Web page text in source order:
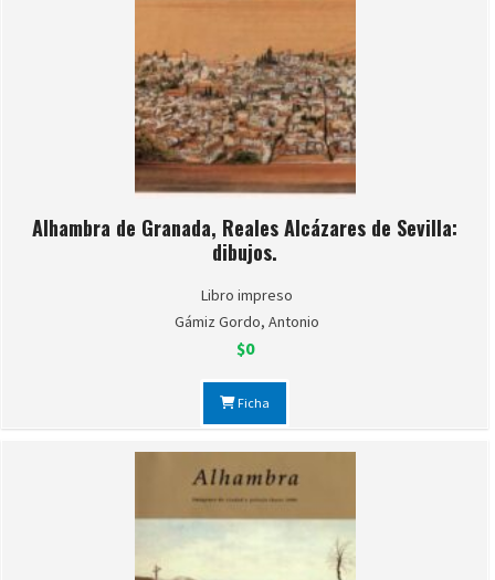
Alhambra de Granada, Reales Alcázares de Sevilla:
dibujos.
Libro impreso
Gámiz Gordo, Antonio
$0
Ficha